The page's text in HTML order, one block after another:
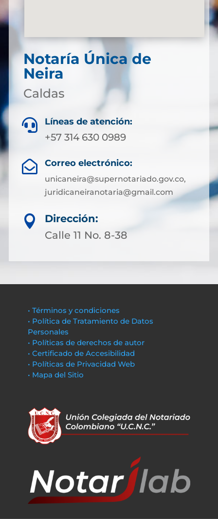
Notaría Única de
Neira
Caldas
 Líneas de atención:
+57 314 630 0989
 Correo electrónico:
unicaneira@supernotariado.gov.co,
juridicaneiranotaria@gmail.com

Dirección:
Calle 11 No. 8-38
• Términos y condiciones
• Política de Tratamiento de Datos
Personales
• Políticas de derechos de autor
• Certificado de Accesibilidad
• Políticas de Privacidad Web
• Mapa del Sitio